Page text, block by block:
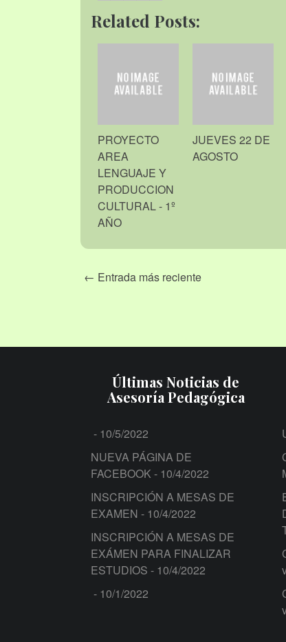
Related Posts:
PROYECTO
AREA
LENGUAJE Y
PRODUCCION
CULTURAL - 1º
AÑO
JUEVES 22 DE
AGOSTO
← Entrada más reciente
Últimas Noticias de
Asesoría Pedagógica
- 10/5/2022
NUEVA PÁGINA DE
FACEBOOK - 10/4/2022
INSCRIPCIÓN A MESAS DE
EXAMEN - 10/4/2022
INSCRIPCIÓN A MESAS DE
EXÁMEN PARA FINALIZAR
ESTUDIOS - 10/4/2022
- 10/1/2022